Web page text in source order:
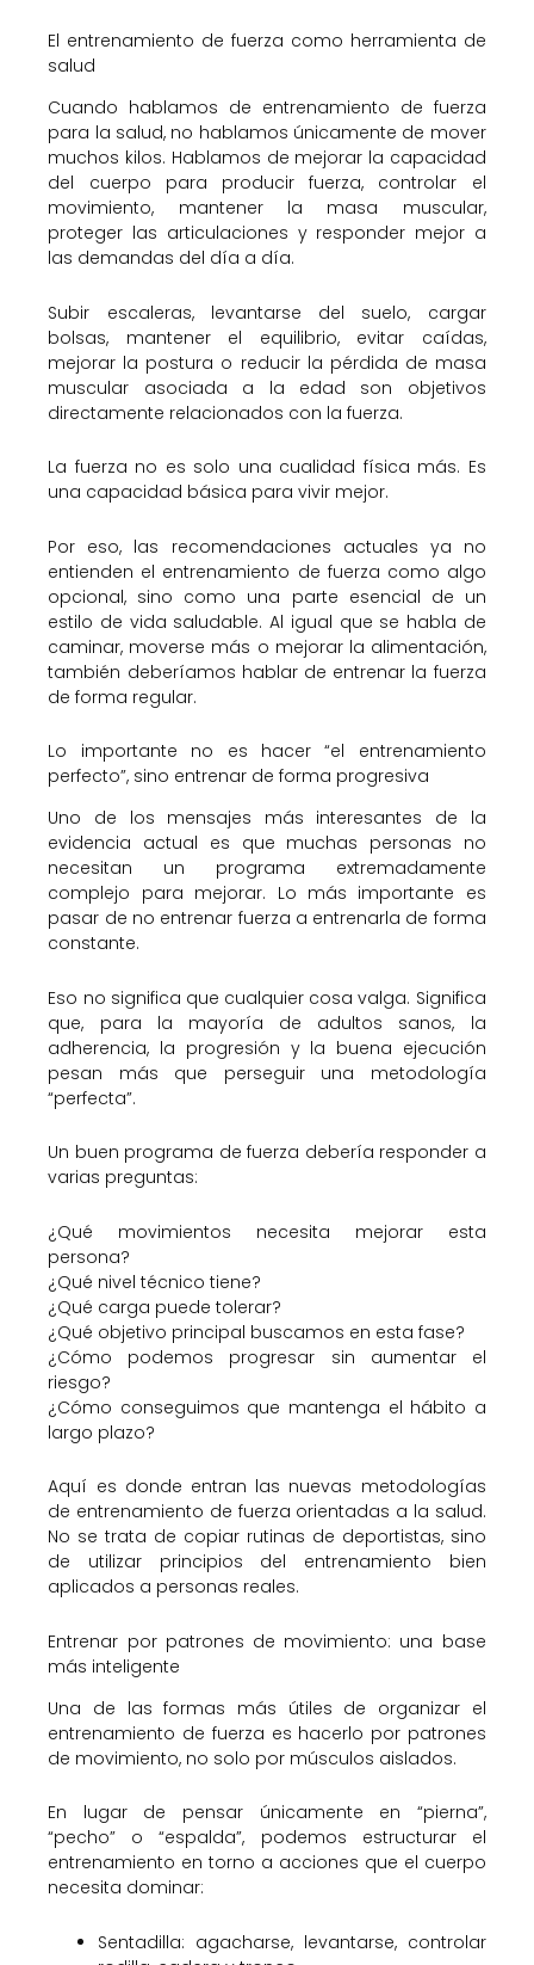
El entrenamiento de fuerza como herramienta de
salud
Cuando hablamos de entrenamiento de fuerza
para la salud, no hablamos únicamente de mover
muchos kilos. Hablamos de mejorar la capacidad
del cuerpo para producir fuerza, controlar el
movimiento, mantener la masa muscular,
proteger las articulaciones y responder mejor a
las demandas del día a día.
Subir escaleras, levantarse del suelo, cargar
bolsas, mantener el equilibrio, evitar caídas,
mejorar la postura o reducir la pérdida de masa
muscular asociada a la edad son objetivos
directamente relacionados con la fuerza.
La fuerza no es solo una cualidad física más. Es
una capacidad básica para vivir mejor.
Por eso, las recomendaciones actuales ya no
entienden el entrenamiento de fuerza como algo
opcional, sino como una parte esencial de un
estilo de vida saludable. Al igual que se habla de
caminar, moverse más o mejorar la alimentación,
también deberíamos hablar de entrenar la fuerza
de forma regular.
Lo importante no es hacer “el entrenamiento
perfecto”, sino entrenar de forma progresiva
Uno de los mensajes más interesantes de la
evidencia actual es que muchas personas no
necesitan un programa extremadamente
complejo para mejorar. Lo más importante es
pasar de no entrenar fuerza a entrenarla de forma
constante.
Eso no significa que cualquier cosa valga. Significa
que, para la mayoría de adultos sanos, la
adherencia, la progresión y la buena ejecución
pesan más que perseguir una metodología
“perfecta”.
Un buen programa de fuerza debería responder a
varias preguntas:
¿Qué movimientos necesita mejorar esta
persona?
¿Qué nivel técnico tiene?
¿Qué carga puede tolerar?
¿Qué objetivo principal buscamos en esta fase?
¿Cómo podemos progresar sin aumentar el
riesgo?
¿Cómo conseguimos que mantenga el hábito a
largo plazo?
Aquí es donde entran las nuevas metodologías
de entrenamiento de fuerza orientadas a la salud.
No se trata de copiar rutinas de deportistas, sino
de utilizar principios del entrenamiento bien
aplicados a personas reales.
Entrenar por patrones de movimiento: una base
más inteligente
Una de las formas más útiles de organizar el
entrenamiento de fuerza es hacerlo por patrones
de movimiento, no solo por músculos aislados.
En lugar de pensar únicamente en “pierna”,
“pecho” o “espalda”, podemos estructurar el
entrenamiento en torno a acciones que el cuerpo
necesita dominar:
Sentadilla: agacharse, levantarse, controlar